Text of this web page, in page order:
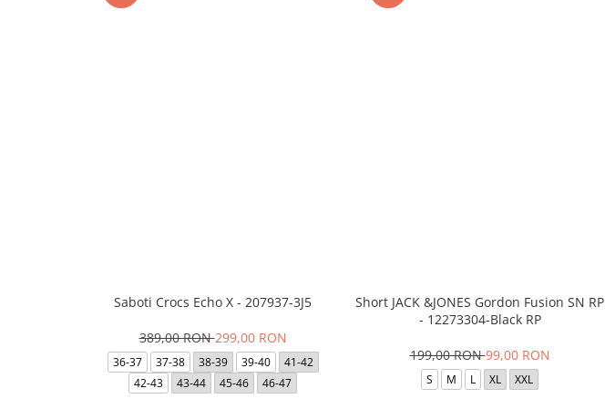
Saboti Crocs Echo X - 207937-3J5
389,00 RON299,00 RON
36-37 37-38 38-39 39-40
41-42
42-43
43-44 45-46 46-47
Short JACK &JONES Gordon Fusion SN RP
- 12273304-Black RP
199,00 RON99,00 RON
S M L XL XXL